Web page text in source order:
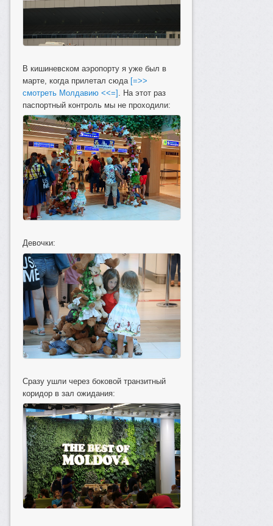
В кишиневском аэропорту я уже был в
марте, когда прилетал сюда [=>>
смотреть Молдавию <<=] . На этот раз
паспортный контроль мы не проходили:
Девочки:
Сразу ушли через боковой транзитный
коридор в зал ожидания: